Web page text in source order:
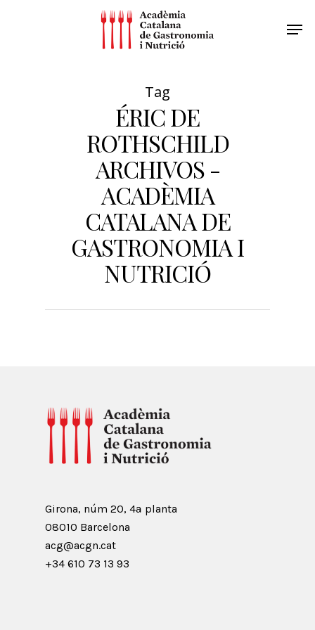
Tag
ÉRIC DE
ROTHSCHILD
ARCHIVOS -
ACADÈMIA
CATALANA DE
GASTRONOMIA I
NUTRICIÓ
Girona, núm 20, 4ª planta
08010 Barcelona
acg@acgn.cat
+34 610 73 13 93